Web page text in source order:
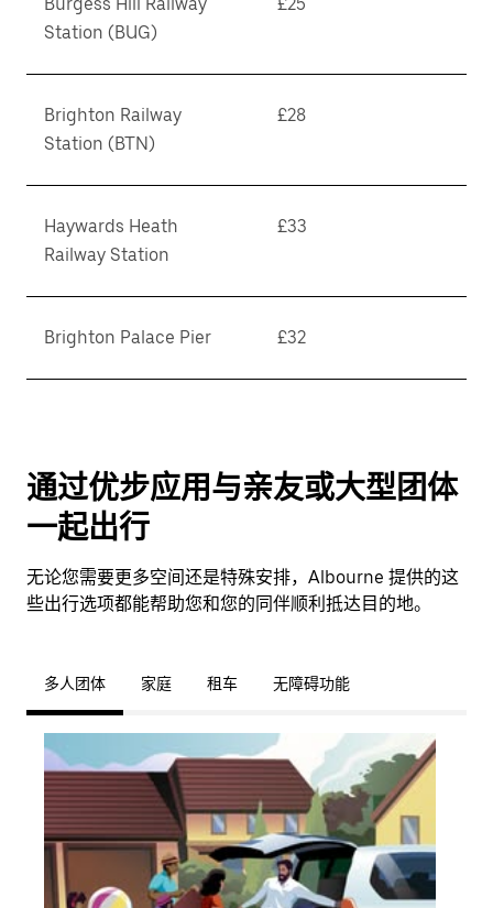
Station (BUG)
Brighton Railway
Station (BTN)
£28
Haywards Heath
Railway Station
£33
Brighton Palace Pier £32
通过优步应用与亲友或大型团体
一起出行
无论您需要更多空间还是特殊安排，Albourne 提供的这
些出行选项都能帮助您和您的同伴顺利抵达目的地。
多人团体 家庭 租车 无障碍功能